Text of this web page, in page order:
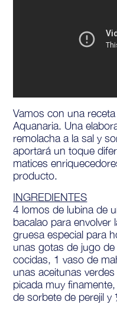
Vamos con una
Aquanaria. Una
remolacha a la sal y
aportará un toque
matices
producto.
INGREDIENTES
4 lomos de lubina de
bacalao para
gruesa especial para
unas gotas de jugo
cocidas, 1 vaso de
unas aceitunas
picada muy
de sorbete de perejil